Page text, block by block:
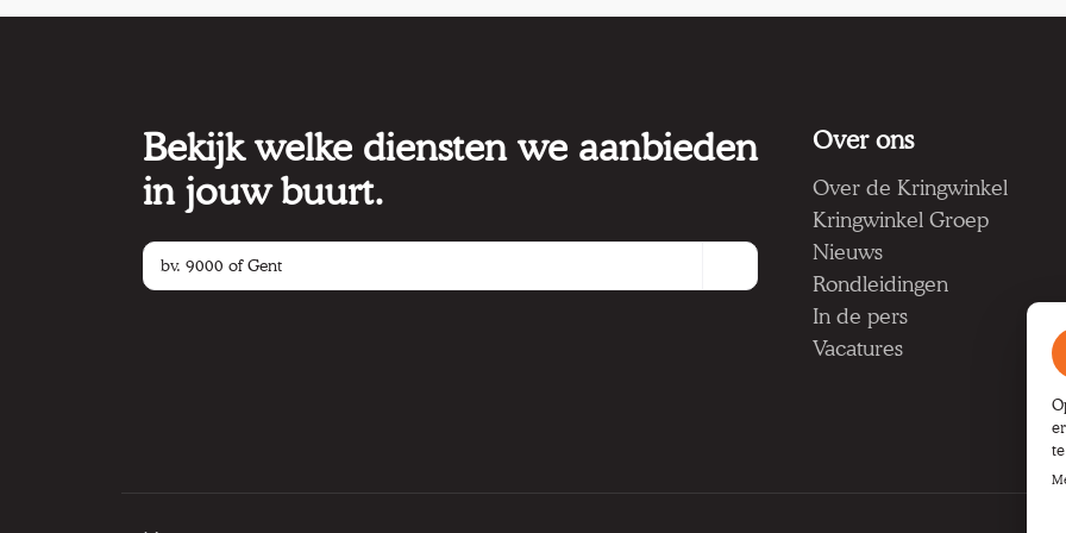
Bekijk welke diensten we aanbieden
in jouw buurt.
Over ons
Over de Kringwinkel
Kringwinkel Groep
Nieuws
Rondleidingen
In de pers
Vacatures